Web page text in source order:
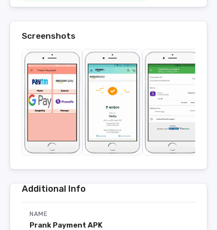
Screenshots
Additional Info
NAME
Prank Payment APK